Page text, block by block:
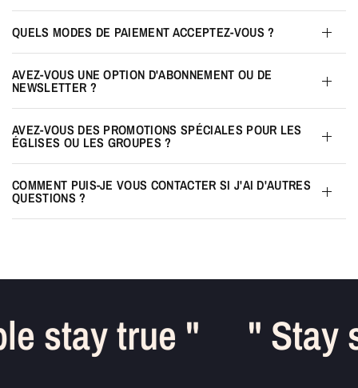
QUELS MODES DE PAIEMENT ACCEPTEZ-VOUS ?
AVEZ-VOUS UNE OPTION D'ABONNEMENT OU DE
NEWSLETTER ?
AVEZ-VOUS DES PROMOTIONS SPÉCIALES POUR LES
ÉGLISES OU LES GROUPES ?
COMMENT PUIS-JE VOUS CONTACTER SI J'AI D'AUTRES
QUESTIONS ?
stay true " " Stay